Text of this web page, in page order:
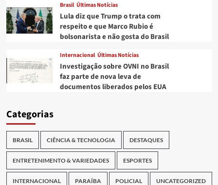
Brasil Últimas Notícias
Lula diz que Trump o trata com
respeito e que Marco Rubio é
bolsonarista e não gosta do Brasil
Internacional Últimas Notícias
Investigação sobre OVNI no Brasil
faz parte de nova leva de
documentos liberados pelos EUA
Categorias
BRASIL CIÊNCIA & TECNOLOGIA DESTAQUES
ENTRETENIMENTO & VARIEDADES ESPORTES
INTERNACIONAL PARAÍBA POLICIAL UNCATEGORIZED